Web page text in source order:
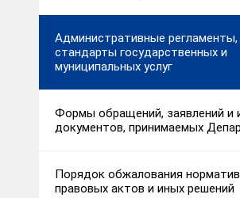
Административные регламенты,
стандарты государственных и
муниципальных услуг
Формы обращений, заявлений и
документов, принимаемых
Порядок обжалования
правовых актов и иных решений